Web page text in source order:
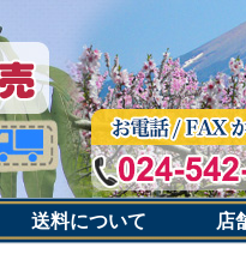
送料について 店